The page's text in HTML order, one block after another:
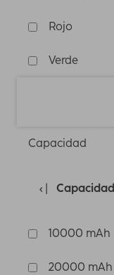
Rojo
Verde
Capacidad
Capacidad
10000 mAh
20000 mAh